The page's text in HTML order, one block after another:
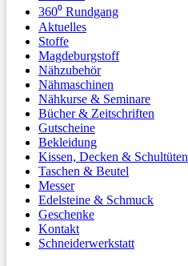
360⁰ Rundgang
Aktuelles
Stoffe
Magdeburgstoff
Nähzubehör
Nähmaschinen
Nähkurse & Seminare
Bücher & Zeitschriften
Gutscheine
Bekleidung
Kissen, Decken & Schultüten
Taschen & Beutel
Messer
Edelsteine & Schmuck
Geschenke
Kontakt
Schneiderwerkstatt